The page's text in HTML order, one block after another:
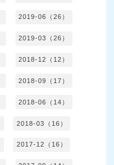
2019-06（26）
2019-03（26）
2018-12（12）
2018-09（17）
2018-06（14）
2018-03（16）
2017-12（16）